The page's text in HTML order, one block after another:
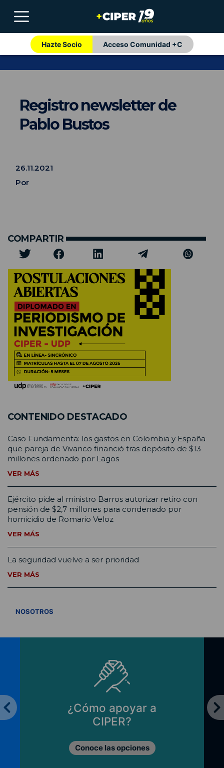
Hazte Socio Acceso Comunidad +C
Registro newsletter de
Pablo Bustos
26.11.2021
Por
COMPARTIR
CONTENIDO DESTACADO
Caso Fundamenta: los gastos en Colombia y España
que pareja de Vivanco financió tras depósito de $13
millones ordenado por Lagos
VER MÁS
Ejército pide al ministro Barros autorizar retiro con
pensión de $2,7 millones para condenado por
homicidio de Romario Veloz
VER MÁS
La seguridad vuelve a ser prioridad
VER MÁS
NOSOTROS
¿Cómo apoyar a
CIPER?
Conoce las opciones